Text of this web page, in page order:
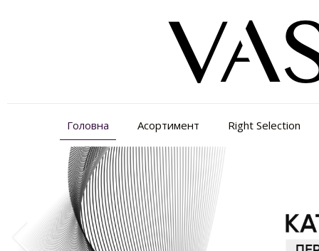
Головна Асортимент Right Selection